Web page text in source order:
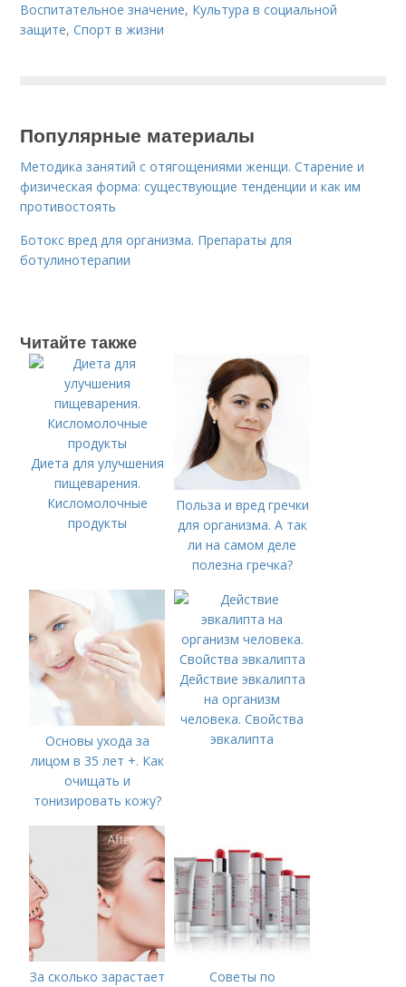
Воспитательное значение, Культура в социальной
защите,Спорт в жизни
Популярные материалы
Методика занятий с отягощениями женщи. Старение и
физическая форма: существующие тенденции и как им
противостоять
Ботокс вред для организма. Препараты для
ботулинотерапии
Читайте также
Диета для улучшения
пищеварения.
Кисломолочные
продукты
Польза и вред гречки
для организма. А так
ли на самом деле
полезна гречка?
Основы ухода за
лицом в 35 лет +. Как
очищать и
тонизировать кожу?
Действие эвкалипта
на организм
человека. Свойства
эвкалипта
За сколько зарастает
Советы по